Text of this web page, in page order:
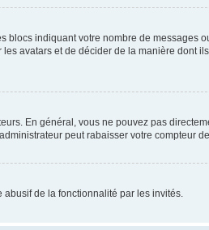
blocs indiquant votre nombre de messages
avatars et de décider de la manière dont
En général, vous ne pouvez pas
peut rabaisser votre compteur
de la fonctionnalité par les invités.